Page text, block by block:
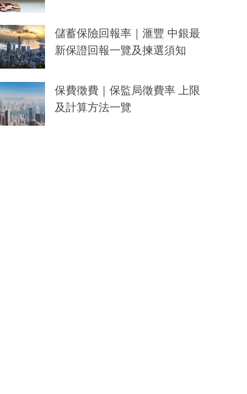
儲蓄保險回報率｜滙豐 中銀最
新保證回報一覽及揀選須知
保費徵費｜保監局徵費率 上限
及計算方法一覽